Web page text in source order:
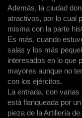
Además, la ciudad
atractivos, por lo cual
misma con la parte
Es más, cuando
salas y los más
interesados en lo que
mayores aunque no
con los ejércitos.
La entrada, con
está flanqueada por
pieza de la Artillería